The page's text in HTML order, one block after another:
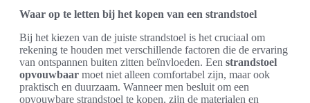
Waar op te letten bij het kopen van een strandstoel
Bij het kiezen van de juiste strandstoel is het cruciaal om
rekening te houden met verschillende factoren die de ervaring
van ontspannen buiten zitten beïnvloeden. Een strandstoel
opvouwbaar moet niet alleen comfortabel zijn, maar ook
praktisch en duurzaam. Wanneer men besluit om een
opvouwbare strandstoel te kopen, zijn de materialen en